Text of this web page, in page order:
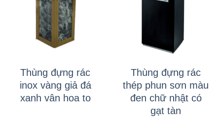
Thùng đựng rác
inox vàng giả đá
xanh vân hoa to
Thùng đựng rác
thép phun sơn màu
đen chữ nhật có
gạt tàn